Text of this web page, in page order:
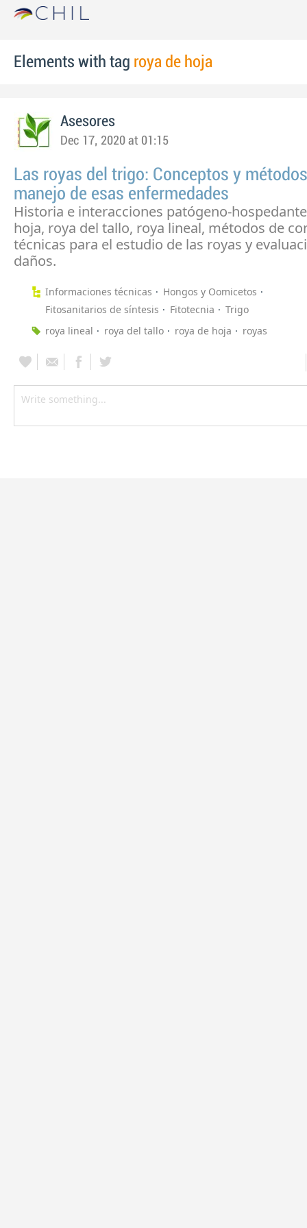
Elements with tag roya de hoja
Asesores
Dec 17, 2020 at 01:15
Las royas del trigo: Conceptos y
manejo de esas enfermedades
Historia e interacciones patógeno-
hoja, roya del tallo, roya lineal, métodos de
técnicas para el estudio de las royas y
daños.
Informaciones técnicas
Hongos y Oomicetos
Fitosanitarios de síntesis
Fitotecnia
Trigo
roya lineal
roya del tallo roya de hoja royas